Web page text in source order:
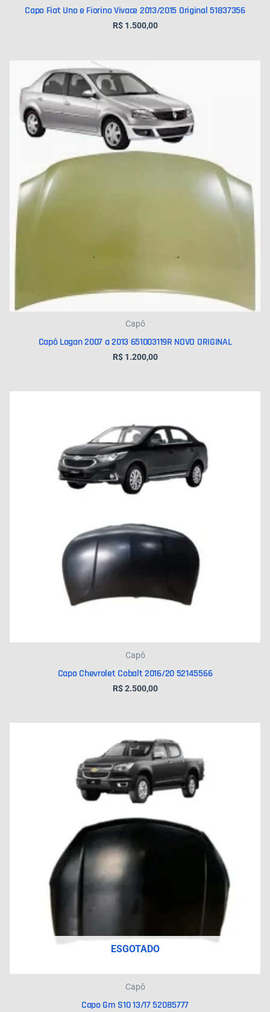
Capo Fiat Uno e Fiorino Vivace 2013/2015 Original 51837356
R$1.500,00
Capô
Capô Logan 2007 a 2013 651003119R NOVO ORIGINAL
R$1.200,00
Capô
Capo Chevrolet Cobalt 2016/20 52145566
R$2.500,00
ESGOTADO
Capô
Capo Gm S10 13/17 52085777